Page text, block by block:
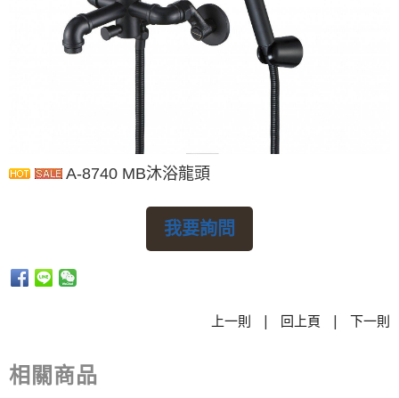
A-8740 MB沐浴龍頭
我要詢問
上一則 | 回上頁 | 下一則
相關商品